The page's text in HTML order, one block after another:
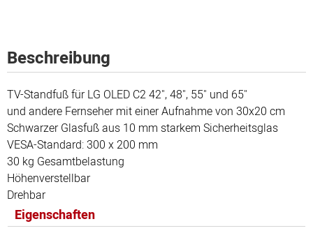
Beschreibung
TV-Standfuß für LG OLED C2 42", 48", 55" und 65"
und andere Fernseher mit einer Aufnahme von 30x20 cm
Schwarzer Glasfuß aus 10 mm starkem Sicherheitsglas
VESA-Standard: 300 x 200 mm
30 kg Gesamtbelastung
Höhenverstellbar
Drehbar
Eigenschaften